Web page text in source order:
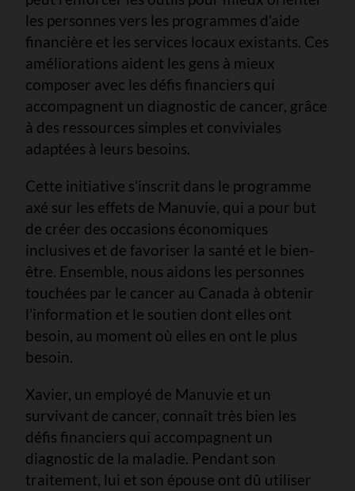
les personnes vers les programmes d’aide
financière et les services locaux existants. Ces
améliorations aident les gens à mieux
composer avec les défis financiers qui
accompagnent un diagnostic de cancer, grâce
à des ressources simples et conviviales
adaptées à leurs besoins.
Cette initiative s’inscrit dans le programme
axé sur les effets de Manuvie, qui a pour but
de créer des occasions économiques
inclusives et de favoriser la santé et le bien-
être. Ensemble, nous aidons les personnes
touchées par le cancer au Canada à obtenir
l’information et le soutien dont elles ont
besoin, au moment où elles en ont le plus
besoin.
Xavier, un employé de Manuvie et un
survivant de cancer, connaît très bien les
défis financiers qui accompagnent un
diagnostic de la maladie. Pendant son
traitement, lui et son épouse ont dû utiliser